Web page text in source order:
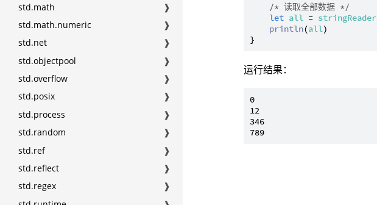
std.math
❱
std.math.numeric
❱
std.net
❱
std.objectpool
❱
std.overflow
❱
std.posix
❱
std.process
❱
std.random
❱
std.ref
❱
std.reflect
❱
std.regex
❱
/* 读取全部数据 */
let all = stringReader
println(all)
运行结果：
0
12
346